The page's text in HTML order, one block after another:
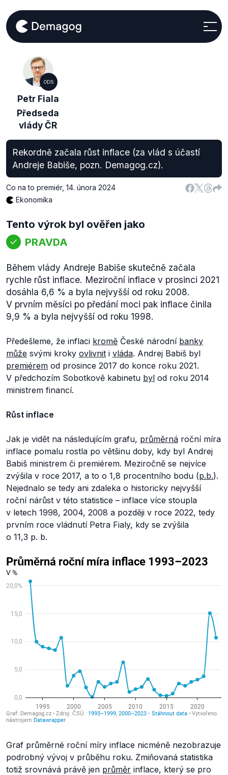
ODS
Petr Fiala
Předseda
vlády ČR
Rekordně začala růst inflace (za vlád s účastí
Andreje Babiše, pozn. Demagog.cz).
Co na to premiér, 14. února 2024
Ekonomika
Tento výrok byl ověřen jako
PRAVDA
Během vlády Andreje Babiše skutečně začala
rychle růst inflace. Meziroční inflace v prosinci 2021
dosáhla 6,6 % a byla nejvyšší od roku 2008.
V prvním měsíci po předání moci pak inflace činila
9,9 % a byla nejvyšší od roku 1998.
Předešleme, že inflaci kromě České národní banky
může svými kroky ovlivnit i vláda. Andrej Babiš byl
premiérem od prosince 2017 do konce roku 2021.
V předchozím Sobotkově kabinetu byl od roku 2014
ministrem financí.
Růst inflace
Jak je vidět na následujícím grafu, průměrná roční míra
inflace pomalu rostla po většinu doby, kdy byl Andrej
Babiš ministrem či premiérem. Meziročně se nejvíce
zvýšila v roce 2017, a to o 1,8 procentního bodu (p.b.).
Nejednalo se tedy ani zdaleka o historicky nejvyšší
roční nárůst v této statistice – inflace více stoupla
v letech 1998, 2004, 2008 a později v roce 2022, tedy
prvním roce vládnutí Petra Fialy, kdy se zvýšila
o 11,3 p. b.
Graf průměrné roční míry inflace nicméně nezobrazuje
podrobný vývoj v průběhu roku. Zmiňovaná statistika
totiž srovnává právě jen průměr inflace, který se pro